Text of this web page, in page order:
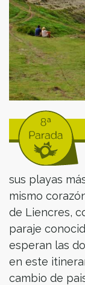
sus playas
mismo
de Liencres,
paraje
esperan las
en este
cambio de